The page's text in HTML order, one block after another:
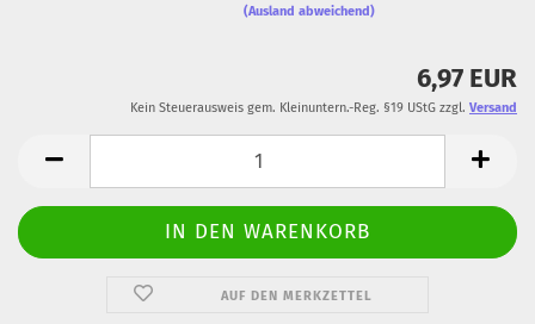
(Ausland abweichend)
6,97 EUR
Kein Steuerausweis gem. Kleinuntern.-Reg. §19 UStG zzgl. Versand
AUF DEN MERKZETTEL